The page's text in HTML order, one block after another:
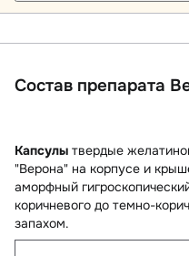
Состав препарата
Капсулы твердые
"Верона" на корпусе и
аморфный
коричневого до темно-
запахом.